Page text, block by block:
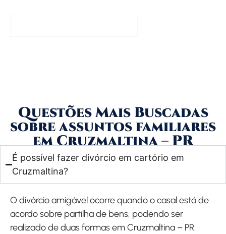
Questões Mais Buscadas
sobre assuntos familiares
em Cruzmaltina – PR
É possível fazer divórcio em cartório em
Cruzmaltina?
O divórcio amigável ocorre quando o casal está de
acordo sobre partilha de bens, podendo ser
realizado de duas formas em Cruzmaltina – PR: